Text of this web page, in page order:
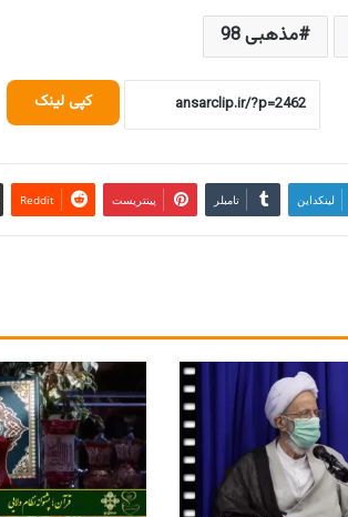
مذهبی 98
کپی لینک
لینکداین تامبلر پینتریست Reddit